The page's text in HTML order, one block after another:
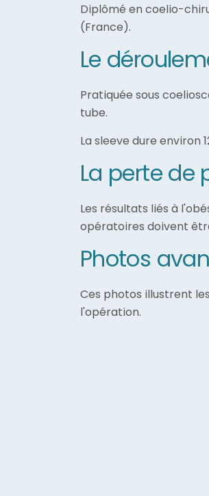
Diplômé en coelio-
(France).
Le
Pratiquée sous
tube.
La sleeve dure environ
La perte de
Les résultats liés à
opératoires doivent
Photos
Ces photos illustrent
l'opération.